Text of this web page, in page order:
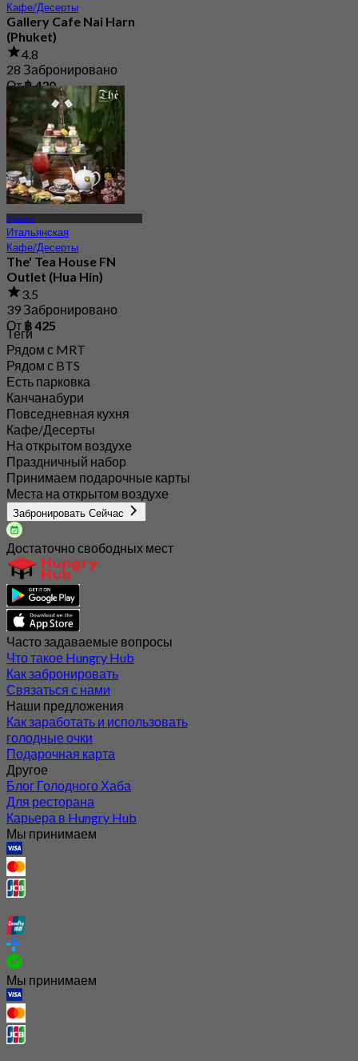
Кафе/Десерты
Gallery Cafe Nai Harn
(Phuket)
4.8
28 Забронировано
От฿ 430
Хуахин
Итальянская
Кафе/Десерты
The' Tea House FN
Outlet (Hua Hin)
3.5
39 Забронировано
От ฿ 425
Теги
Рядом с MRT
Рядом с BTS
Есть парковка
Канчанабури
Повседневная кухня
Кафе/Десерты
На открытом воздухе
Праздничный набор
Принимаем подарочные карты
Места на открытом воздухе
Забронировать Сейчас
Достаточно свободных мест
Часто задаваемые вопросы
Что такое Hungry Hub
Как забронировать
Связаться с нами
Наши предложения
Как заработать и использовать
голодные очки
Подарочная карта
Другое
Блог Голодного Хаба
Для ресторана
Карьера в Hungry Hub
Мы принимаем
Мы принимаем